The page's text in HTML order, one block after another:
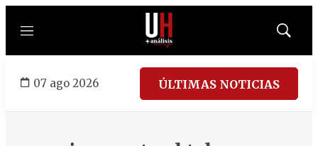
Menú
Mostrar
07 ago 2026 ÚLTIMAS NOTICIAS